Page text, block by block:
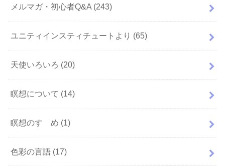
メルマガ・初心者Q&A (243)
ユニティインスティチュートより (65)
天使いろいろ (20)
瞑想について (14)
瞑想のすゝめ (1)
色彩の言語 (17)